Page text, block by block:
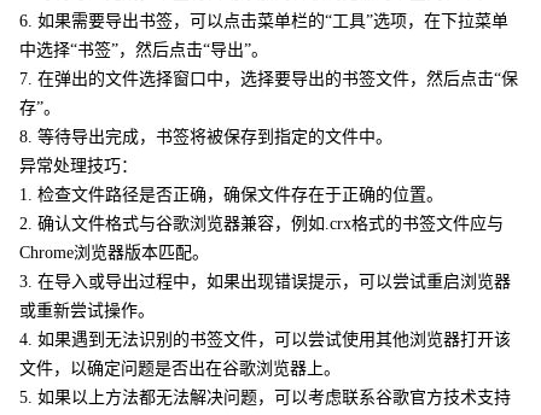
6. 如果需要导出书签，可以点击菜单栏的“工具”选项，在下拉菜单
中选择“书签”，然后点击“导出”。
7. 在弹出的文件选择窗口中，选择要导出的书签文件，然后点击“保
存”。
8. 等待导出完成，书签将被保存到指定的文件中。
异常处理技巧：
1. 检查文件路径是否正确，确保文件存在于正确的位置。
2. 确认文件格式与谷歌浏览器兼容，例如.crx格式的书签文件应与
Chrome浏览器版本匹配。
3. 在导入或导出过程中，如果出现错误提示，可以尝试重启浏览器
或重新尝试操作。
4. 如果遇到无法识别的书签文件，可以尝试使用其他浏览器打开该
文件，以确定问题是否出在谷歌浏览器上。
5. 如果以上方法都无法解决问题，可以考虑联系谷歌官方技术支持